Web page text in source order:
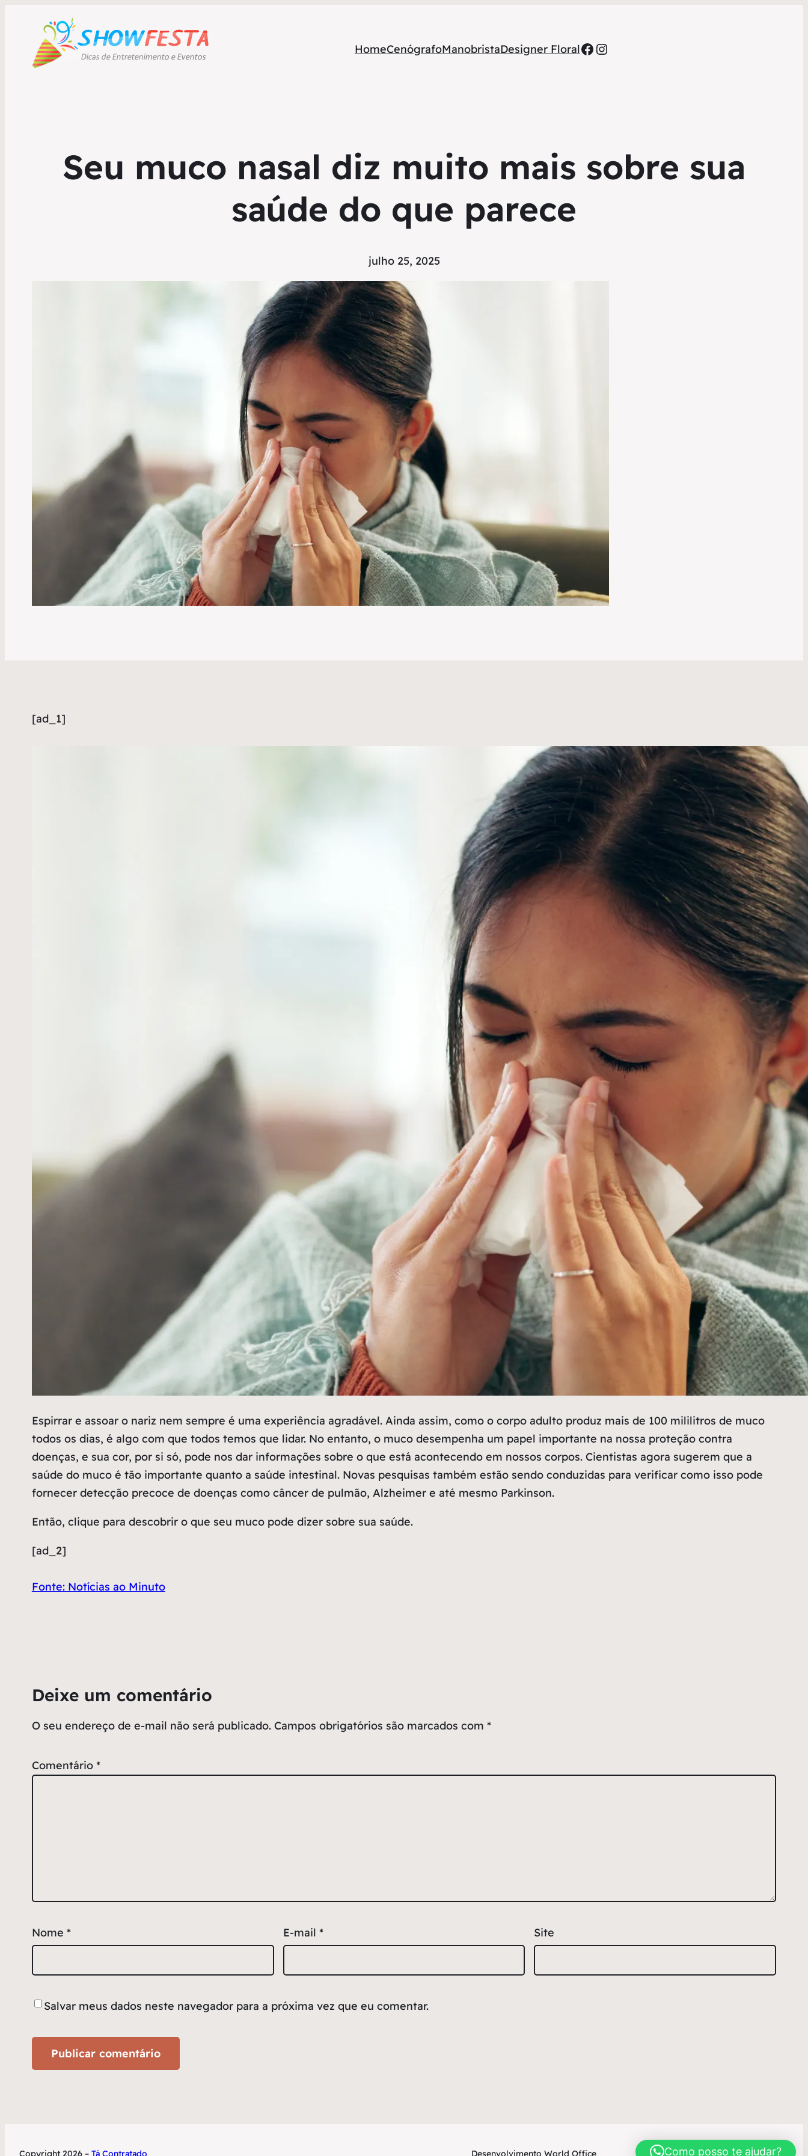
HomeCenógrafoManobristaDesigner FloralFacebook
Instagram
Seu muco nasal diz muito mais sobre sua
saúde do que parece
julho 25, 2025
[ad_1]
Espirrar e assoar o nariz nem sempre é uma experiência agradável. Ainda assim, como o corpo adulto produz mais de 100 mililitros de muco
todos os dias, é algo com que todos temos que lidar. No entanto, o muco desempenha um papel importante na nossa proteção contra
doenças, e sua cor, por si só, pode nos dar informações sobre o que está acontecendo em nossos corpos. Cientistas agora sugerem que a
saúde do muco é tão importante quanto a saúde intestinal. Novas pesquisas também estão sendo conduzidas para verificar como isso pode
fornecer detecção precoce de doenças como câncer de pulmão, Alzheimer e até mesmo Parkinson.
Então, clique para descobrir o que seu muco pode dizer sobre sua saúde.
[ad_2]
Fonte: Notícias ao Minuto
Deixe um comentário
O seu endereço de e-mail não será publicado. Campos obrigatórios são marcados com *
Comentário *
Nome * E-mail * Site
Salvar meus dados neste navegador para a próxima vez que eu comentar.
Copyright 2026 – Tá Contratado Desenvolvimento World Office Como posso te ajudar?